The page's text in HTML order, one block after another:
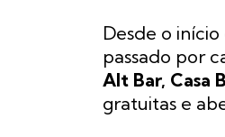
Desde o
passado por
Alt Bar, Casa
gratuitas e